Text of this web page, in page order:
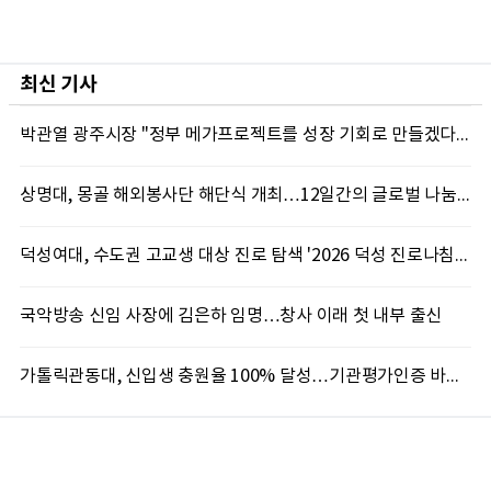
최신 기사
박관열 광주시장 "정부 메가프로젝트를 성장 기회로 만들겠다"…첫 시정토론회 개최
상명대, 몽골 해외봉사단 해단식 개최…12일간의 글로벌 나눔 성료
덕성여대, 수도권 고교생 대상 진로 탐색 '2026 덕성 진로나침판' 개최
국악방송 신임 사장에 김은하 임명…창사 이래 첫 내부 출신
가톨릭관동대, 신입생 충원율 100% 달성…기관평가인증 바탕 학생 지원 '가속'